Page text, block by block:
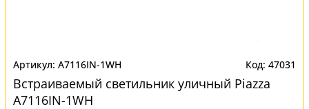
A7116IN-1WH 47031
Встраиваемый светильник уличный Piazza
A7116IN-1WH